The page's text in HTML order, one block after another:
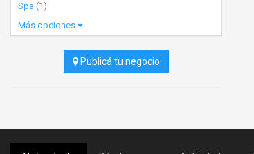
Spa (1)
Más opciones
Publicá tu negocio